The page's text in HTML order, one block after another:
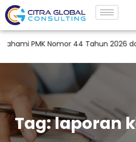
PMK Nomor 44 Tahun 2026 dan
Tag:laporan